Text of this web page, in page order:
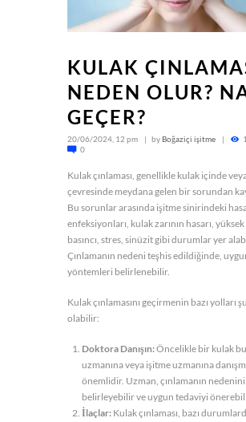
KULAK
NEDEN OLUR?
GEÇER?
20/06/2024, 12 pm by Boğaziçi işitme
0
Kulak çınlaması, genellikle kulak içinde
çevresinde meydana gelen bir sorundan
Bu sorunlar arasında işitme sinirindeki
enfeksiyonları, kulak zarının hasarı, yüksek
basıncı, stres, sinüzit gibi durumlar yer
Çınlamanın nedeni teşhis edildiğinde,
yöntemleri belirlenebilir.
Kulak çınlamasını geçirmenin bazı yolları
olabilir:
Doktora Danışın:Öncelikle bir kulak
uzmanına veya işitme uzmanına
önemlidir. Uzman, çınlamanın nedenini
belirleyebilir ve uygun tedaviyi
İlaçlar: Kulak çınlaması, bazı